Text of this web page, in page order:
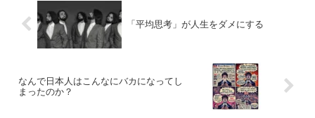
「平均思考」が人生をダメにする
なんで日本人はこんなにバカになってし
まったのか？